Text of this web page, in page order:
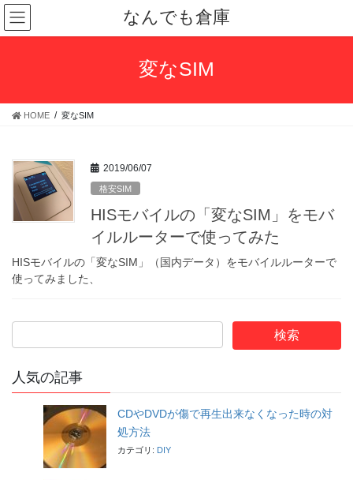
コ
ン
テ
ス
ナ
ビ
ゲ
ン
なんでも倉庫
変なSIM
HOME 変なSIM
2019/06/07
格安SIM
HISモバイルの「変なSIM」をモバ
イルルーターで使ってみた
HISモバイルの「変なSIM」（国内データ）をモバイルルーターで
使ってみました、
人気の記事
CDやDVDが傷で再生出来なくなった時の対
処方法
カテゴリ: DIY